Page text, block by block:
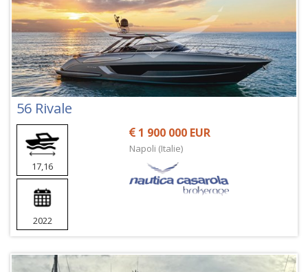
56 Rivale
17,16
2022
1 900 000 EUR
Napoli (Italie)